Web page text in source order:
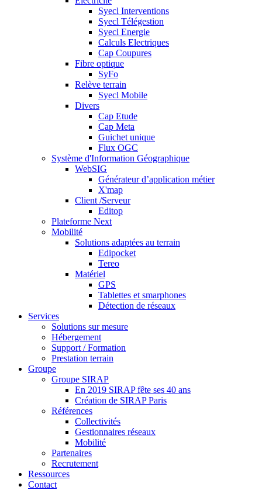
Syecl Interventions
Syecl Télégestion
Syecl Energie
Calculs Electriques
Cap Coupures
Fibre optique
SyFo
Relève terrain
Syecl Mobile
Divers
Cap Etude
Cap Meta
Guichet unique
Flux OGC
Système d'Information Géographique
WebSIG
Générateur d’application métier
X'map
Client /Serveur
Editop
Plateforme Next
Mobilité
Solutions adaptées au terrain
Edipocket
Tereo
Matériel
GPS
Tablettes et smarphones
Détection de réseaux
Services
Solutions sur mesure
Hébergement
Support / Formation
Prestation terrain
Groupe
Groupe SIRAP
En 2019 SIRAP fête ses 40 ans
Création de SIRAP Paris
Références
Collectivités
Gestionnaires réseaux
Mobilité
Partenaires
Recrutement
Ressources
Contact